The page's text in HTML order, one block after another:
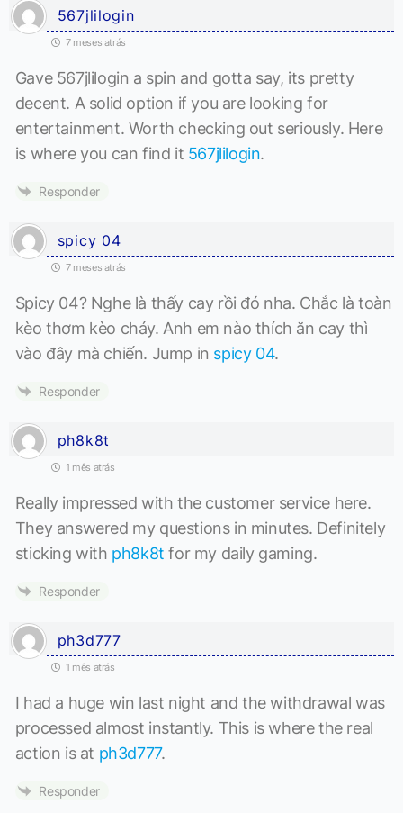
567jlilogin
7 meses atrás
Gave 567jlilogin a spin and gotta say, its pretty
decent. A solid option if you are looking for
entertainment. Worth checking out seriously. Here
is where you can find it 567jlilogin.
Responder
spicy 04
7 meses atrás
Spicy 04? Nghe là thấy cay rồi đó nha. Chắc là toàn
kèo thơm kèo cháy. Anh em nào thích ăn cay thì
vào đây mà chiến. Jump in spicy 04.
Responder
ph8k8t
1 mês atrás
Really impressed with the customer service here.
They answered my questions in minutes. Definitely
sticking with ph8k8t for my daily gaming.
Responder
ph3d777
1 mês atrás
I had a huge win last night and the withdrawal was
processed almost instantly. This is where the real
action is at ph3d777.
Responder